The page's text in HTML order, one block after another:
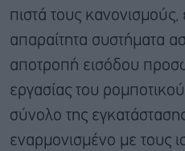
πιστά τους
απαραίτητα συστήματα
αποτροπή εισόδου
εργασίας του
σύνολο της
εναρμονισμένο με τους